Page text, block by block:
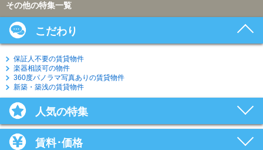
その他の特集一覧
こだわり
保証人不要の賃貸物件
楽器相談可の物件
360度パノラマ写真ありの賃貸物件
新築・築浅の賃貸物件
人気の特集
賃料･価格